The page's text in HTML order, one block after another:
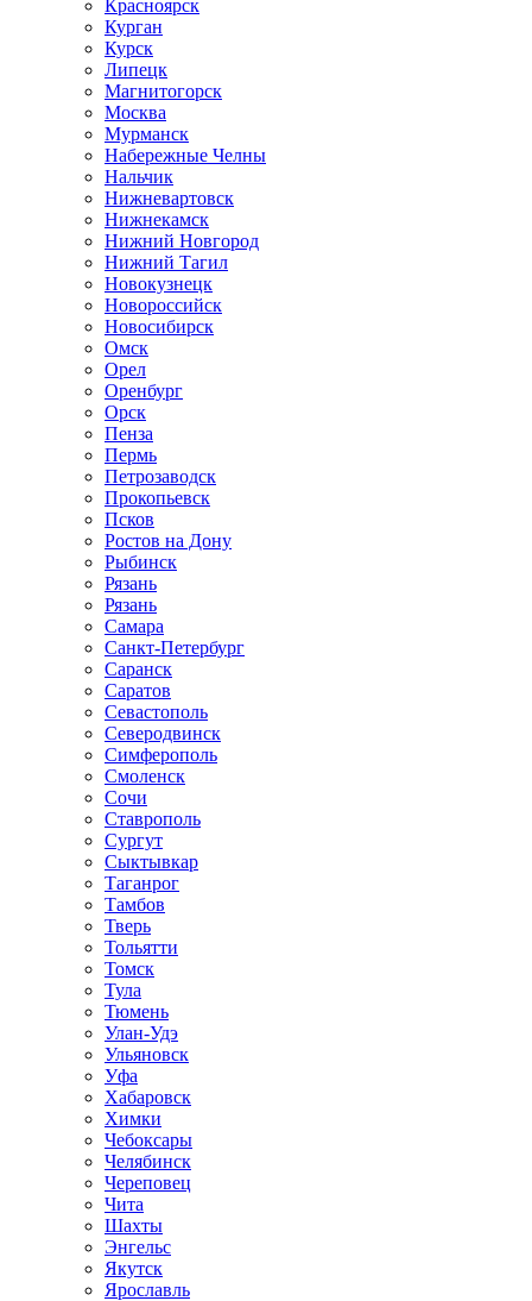
Красноярск
Курган
Курск
Липецк
Магнитогорск
Москва
Мурманск
Набережные Челны
Нальчик
Нижневартовск
Нижнекамск
Нижний Новгород
Нижний Тагил
Новокузнецк
Новороссийск
Новосибирск
Омск
Орел
Оренбург
Орск
Пенза
Пермь
Петрозаводск
Прокопьевск
Псков
Ростов на Дону
Рыбинск
Рязань
Рязань
Самара
Санкт-Петербург
Саранск
Саратов
Севастополь
Северодвинск
Симферополь
Смоленск
Сочи
Ставрополь
Сургут
Сыктывкар
Таганрог
Тамбов
Тверь
Тольятти
Томск
Тула
Тюмень
Улан-Удэ
Ульяновск
Уфа
Хабаровск
Химки
Чебоксары
Челябинск
Череповец
Чита
Шахты
Энгельс
Якутск
Ярославль